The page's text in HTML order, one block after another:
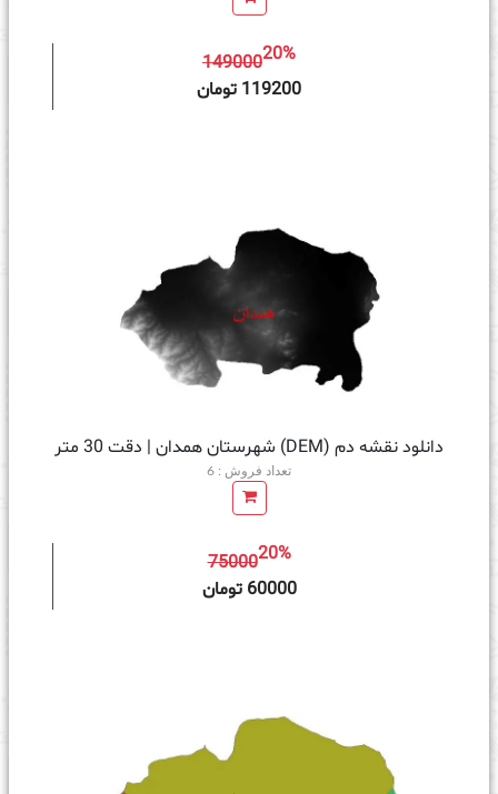
14900020%
119200 تومان
دانلود نقشه دم (DEM) شهرستان همدان | دقت 30 متر
تعداد فروش : 6
7500020%
60000 تومان